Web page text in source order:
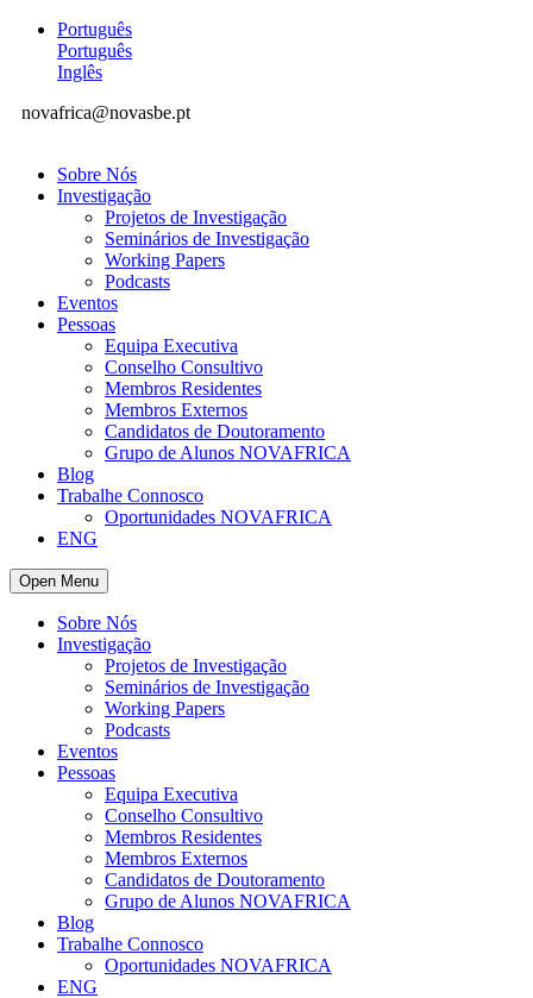
Português
Português
Inglês
novafrica@novasbe.pt
Sobre Nós
Investigação
Projetos de Investigação
Seminários de Investigação
Working Papers
Podcasts
Eventos
Pessoas
Equipa Executiva
Conselho Consultivo
Membros Residentes
Membros Externos
Candidatos de Doutoramento
Grupo de Alunos NOVAFRICA
Blog
Trabalhe Connosco
Oportunidades NOVAFRICA
ENG
Open Menu
Sobre Nós
Investigação
Projetos de Investigação
Seminários de Investigação
Working Papers
Podcasts
Eventos
Pessoas
Equipa Executiva
Conselho Consultivo
Membros Residentes
Membros Externos
Candidatos de Doutoramento
Grupo de Alunos NOVAFRICA
Blog
Trabalhe Connosco
Oportunidades NOVAFRICA
ENG